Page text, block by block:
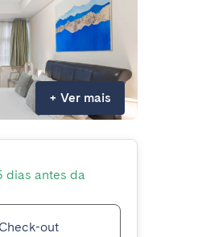
+ Ver mais
dias antes da
Check-out